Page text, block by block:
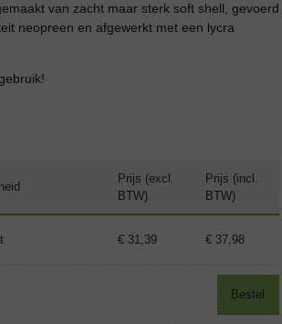
van zacht maar sterk soft shell, gevoerd
neopreen en afgewerkt met een lycra
Prijs (excl.
BTW)
Prijs (incl.
BTW)
€ 31,39 € 37,98
Bestel